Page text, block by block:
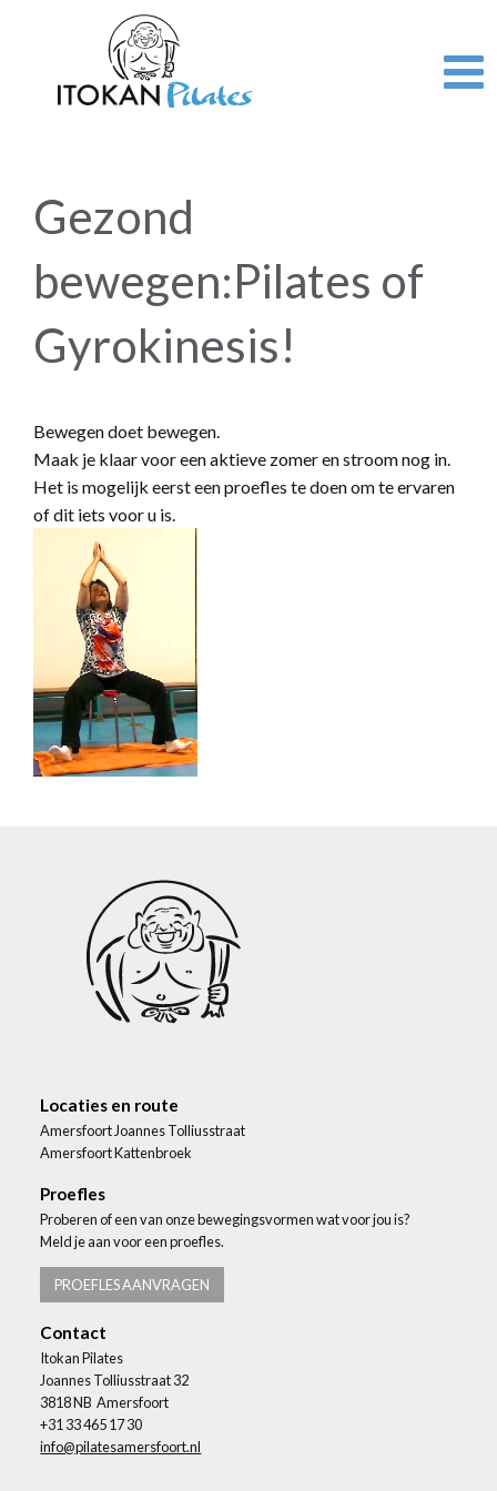
Gezond
bewegen:Pilates of
Gyrokinesis!
Bewegen doet bewegen.
Maak je klaar voor een aktieve zomer en stroom nog in.
Het is mogelijk eerst een proefles te doen om te ervaren
of dit iets voor u is.
Locaties en route
Amersfoort Joannes Tolliusstraat
Amersfoort Kattenbroek
Proefles
Proberen of een van onze bewegingsvormen wat voor jou is?
Meld je aan voor een proefles.
PROEFLES AANVRAGEN
Contact
Itokan Pilates
Joannes Tolliusstraat 32
3818 NB Amersfoort
+31 33 465 17 30
info@pilatesamersfoort.nl